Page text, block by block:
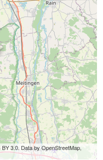
3.0. Data by OpenStreetMap,